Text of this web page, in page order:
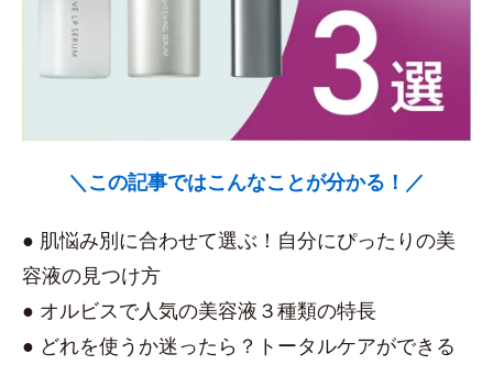
＼この記事ではこんなことが分かる！／
● 肌悩み別に合わせて選ぶ！自分にぴったりの美
容液の見つけ方
● オルビスで人気の美容液３種類の特長
● どれを使うか迷ったら？トータルケアができる